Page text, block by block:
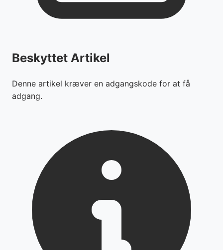
Beskyttet Artikel
Denne artikel kræver en adgangskode for at få
adgang.